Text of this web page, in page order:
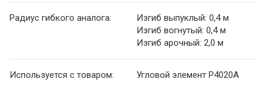
Радиус гибкого аналога:
Изгиб выпуклый: 0,4 м
Изгиб вогнутый: 0,4 м
Изгиб арочный: 2,0 м
Используется с товаром: Угловой элемент P4020A